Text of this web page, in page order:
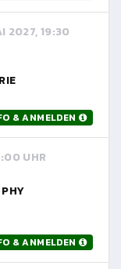
2027, 19:30
& ANMELDEN
UHR
& ANMELDEN